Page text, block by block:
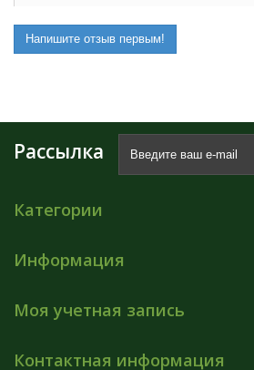
Напишите отзыв первым!
Рассылка
Категории
Информация
Моя учетная запись
Контактная информация